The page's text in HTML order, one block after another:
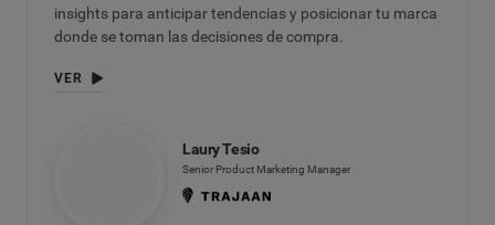
insights para anticipar tendencias y posicionar tu marca
donde se toman las decisiones de compra.
VER
Laury Tesio
Senior Product Marketing Manager